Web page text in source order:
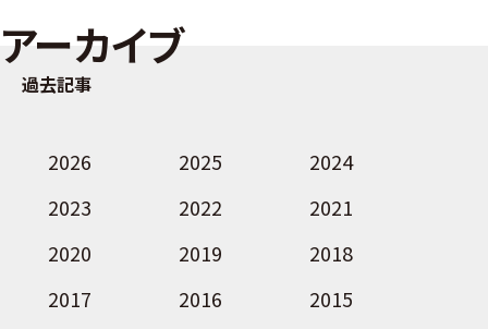
アーカイブ
過去記事
2026 2025
2024
2023
2022
2021
2020
2019
2018
2017
2016
2015